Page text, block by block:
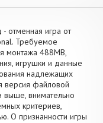
отменная игра от
Требуемое
монтажа 488MB,
игрушки и данные
надлежащих
версия файловой
выше, внимательно
критериев,
О признанности игры